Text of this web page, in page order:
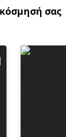
σας